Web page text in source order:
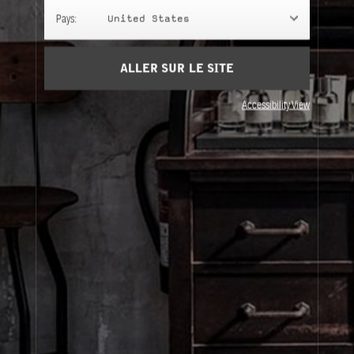
En savoir plus
Ingrédients afficher la liste
Besoin d'aide?Contactez-nous
Service clients
Confidentialité et conditions d'utilisation
Visitez nos points de vente
Pays: United States
ALLER SUR LE SITE
Accessibility View